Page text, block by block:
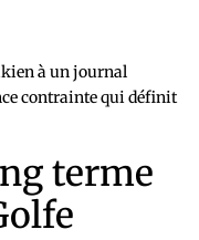
à un journal
contrainte qui définit
terme